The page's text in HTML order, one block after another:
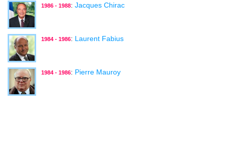
1986 - 1988: Jacques Chirac
1984 - 1986: Laurent Fabius
1984 - 1986: Pierre Mauroy